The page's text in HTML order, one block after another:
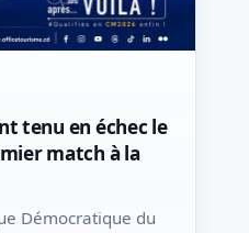
tenu en échec le
match à la
Démocratique du